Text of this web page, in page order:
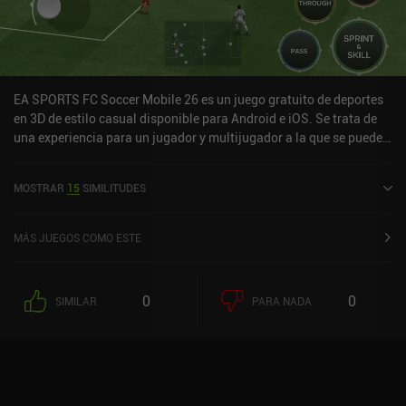
EA SPORTS FC Soccer Mobile 26 es un juego gratuito de deportes
en 3D de estilo casual disponible para Android e iOS. Se trata de
una experiencia para un jugador y multijugador a la que se puede
Mobile 26 se lanzó en octubre de 2016 y tiene actualmente una
App Store de iOS.
MOSTRAR 15 SIMILITUDES
MÁS JUEGOS COMO ESTE
SIMILAR 0 PARA NADA 0